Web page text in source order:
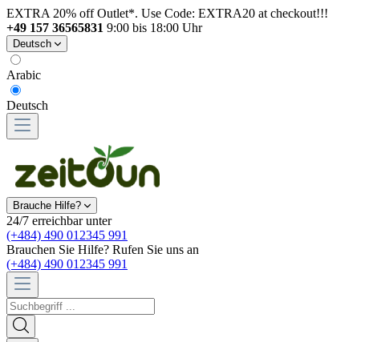
EXTRA 20% off Outlet*. Use Code: EXTRA20 at checkout!!!
+49 157 36565831 9:00 bis 18:00 Uhr
Deutsch
Arabic
Deutsch
Brauche Hilfe?
24/7 erreichbar unter
(+484) 490 012345 991
Brauchen Sie Hilfe? Rufen Sie uns an
(+484) 490 012345 991